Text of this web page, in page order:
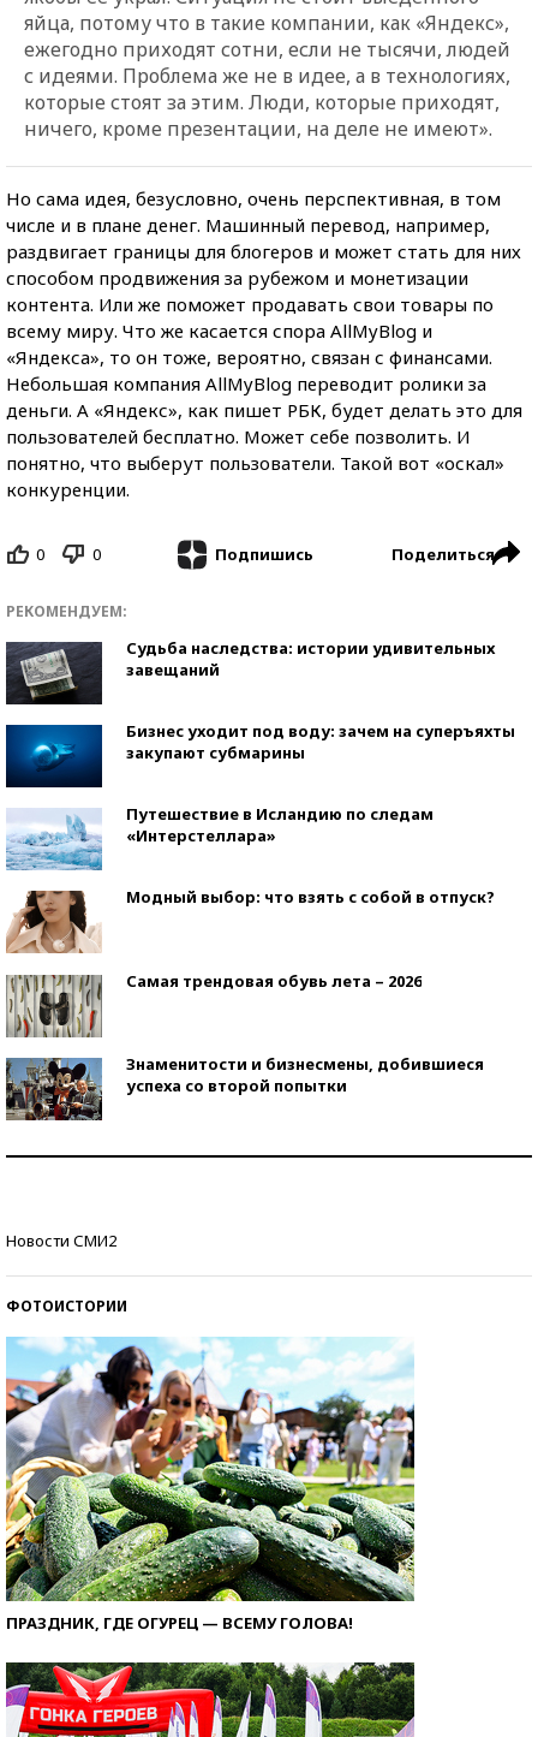
яйца, потому что в такие компании, как «Яндекс»,
ежегодно приходят сотни, если не тысячи, людей
с идеями. Проблема же не в идее, а в технологиях,
которые стоят за этим. Люди, которые приходят,
ничего, кроме презентации, на деле не имеют».
Но сама идея, безусловно, очень перспективная, в том
числе и в плане денег. Машинный перевод, например,
раздвигает границы для блогеров и может стать для них
способом продвижения за рубежом и монетизации
контента. Или же поможет продавать свои товары по
всему миру. Что же касается спора AllMyBlog и
«Яндекса», то он тоже, вероятно, связан с финансами.
Небольшая компания AllMyBlog переводит ролики за
деньги. А «Яндекс», как пишет РБК, будет делать это для
пользователей бесплатно. Может себе позволить. И
понятно, что выберут пользователи. Такой вот «оскал»
конкуренции.
0 0 Подпишись Поделиться
РЕКОМЕНДУЕМ:
Судьба наследства: истории удивительных
завещаний
Бизнес уходит под воду: зачем на суперъяхты
закупают субмарины
Путешествие в Исландию по следам
«Интерстеллара»
Модный выбор: что взять с собой в отпуск?
Самая трендовая обувь лета – 2026
Знаменитости и бизнесмены, добившиеся
успеха со второй попытки
Новости СМИ2
ФОТОИСТОРИИ
ПРАЗДНИК, ГДЕ ОГУРЕЦ — ВСЕМУ ГОЛОВА!